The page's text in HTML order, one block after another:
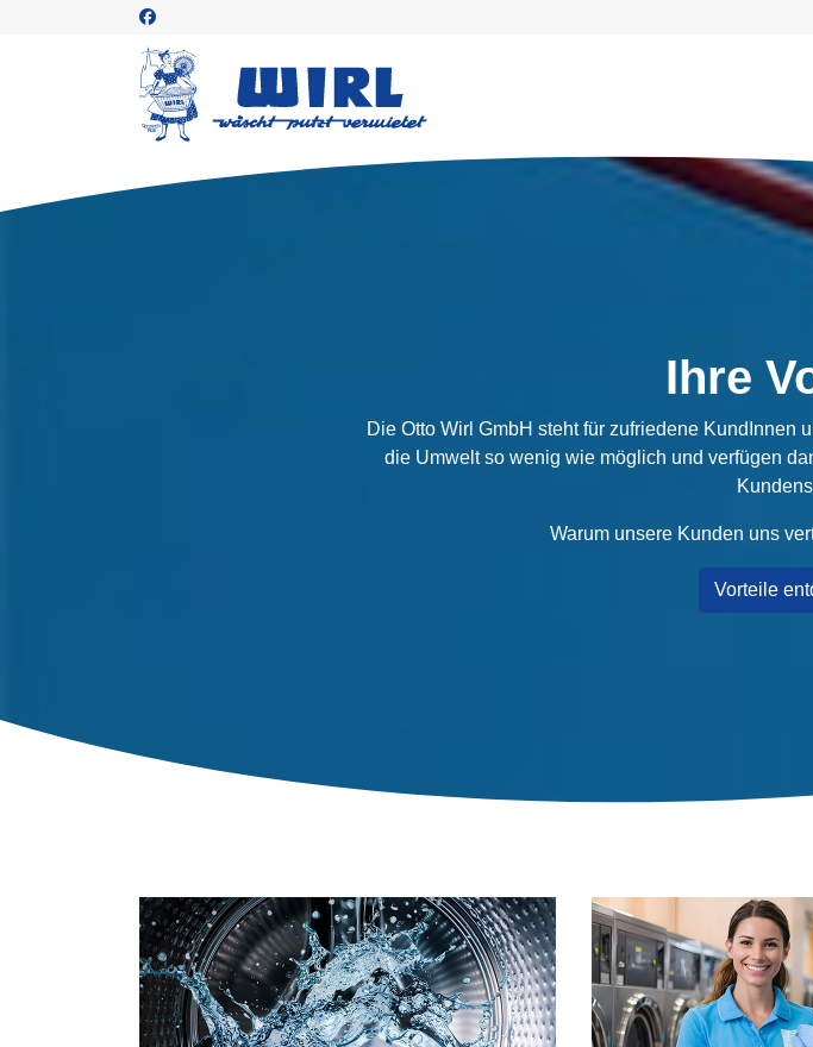
Ihre
Die Otto Wirl GmbH steht für zufriedene
die Umwelt so wenig wie möglich und verfügen
Warum unsere Kunden uns
Vorteile